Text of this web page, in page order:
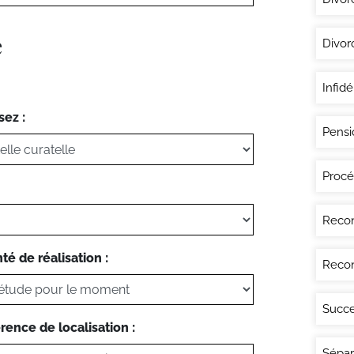
:
de réalisation :
de localisation :